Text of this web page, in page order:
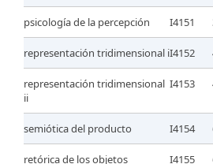
psicología de la percepción I4151
representación tridimensional iI4152
representación tridimensional
ii
I4153
semiótica del producto I4154
retórica de los objetos I4155